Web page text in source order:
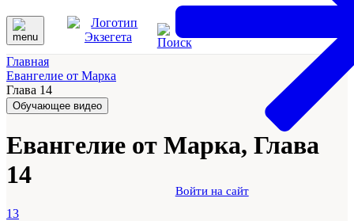
Войти на сайт
Главная
Евангелие от Марка
Глава 14
Обучающее видео
Евангелие от Марка, Глава
14
13